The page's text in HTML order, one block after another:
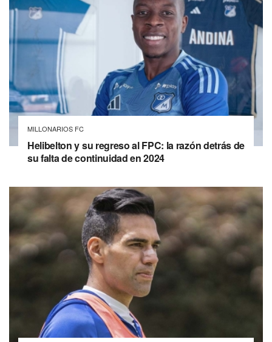
MILLONARIOS FC
Helibelton y su regreso al FPC: la razón detrás de
su falta de continuidad en 2024